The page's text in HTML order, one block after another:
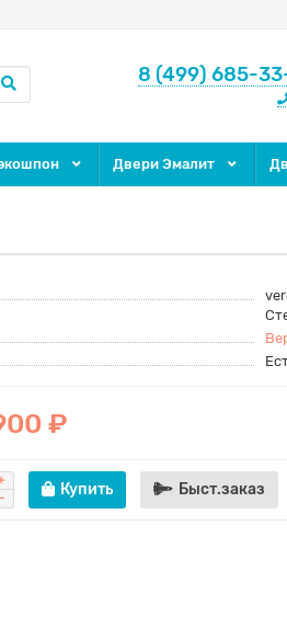
8 (499) 685-
Двери Эмалит
₽
Купить Быст.заказ